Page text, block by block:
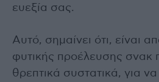
ευεξία σας.
Αυτό, σημαίνει ότι, είναι
φυτικής προέλευσης σνακ
θρεπτικά συστατικά, για